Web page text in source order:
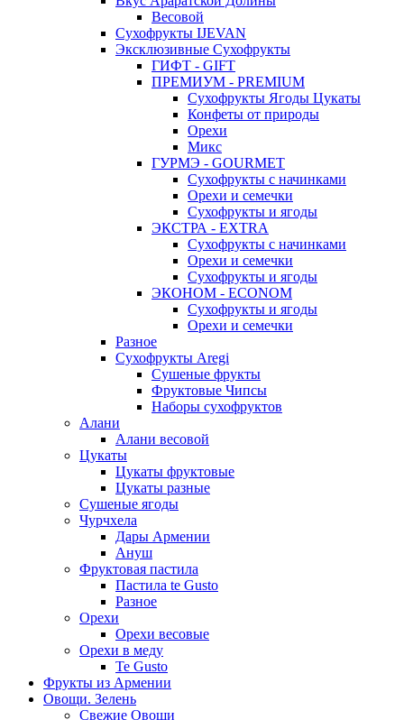
Весовой
Сухофрукты IJEVAN
Эксклюзивные Сухофрукты
ГИФТ - GIFT
ПРЕМИУМ - PREMIUM
Сухофрукты Ягоды Цукаты
Конфеты от природы
Орехи
Микс
ГУРМЭ - GOURMET
Сухофрукты с начинками
Орехи и семечки
Сухофрукты и ягоды
ЭКСТРА - EXTRA
Сухофрукты с начинками
Орехи и семечки
Сухофрукты и ягоды
ЭКОНОМ - ECONOM
Сухофрукты и ягоды
Орехи и семечки
Разное
Сухофрукты Aregi
Сушеные фрукты
Фруктовые Чипсы
Наборы сухофруктов
Алани
Алани весовой
Цукаты
Цукаты фруктовые
Цукаты разные
Сушеные ягоды
Чурчхела
Дары Армении
Ануш
Фруктовая пастила
Пастила te Gusto
Разное
Орехи
Орехи весовые
Орехи в меду
Te Gusto
Фрукты из Армении
Овощи. Зелень
Свежие Овощи